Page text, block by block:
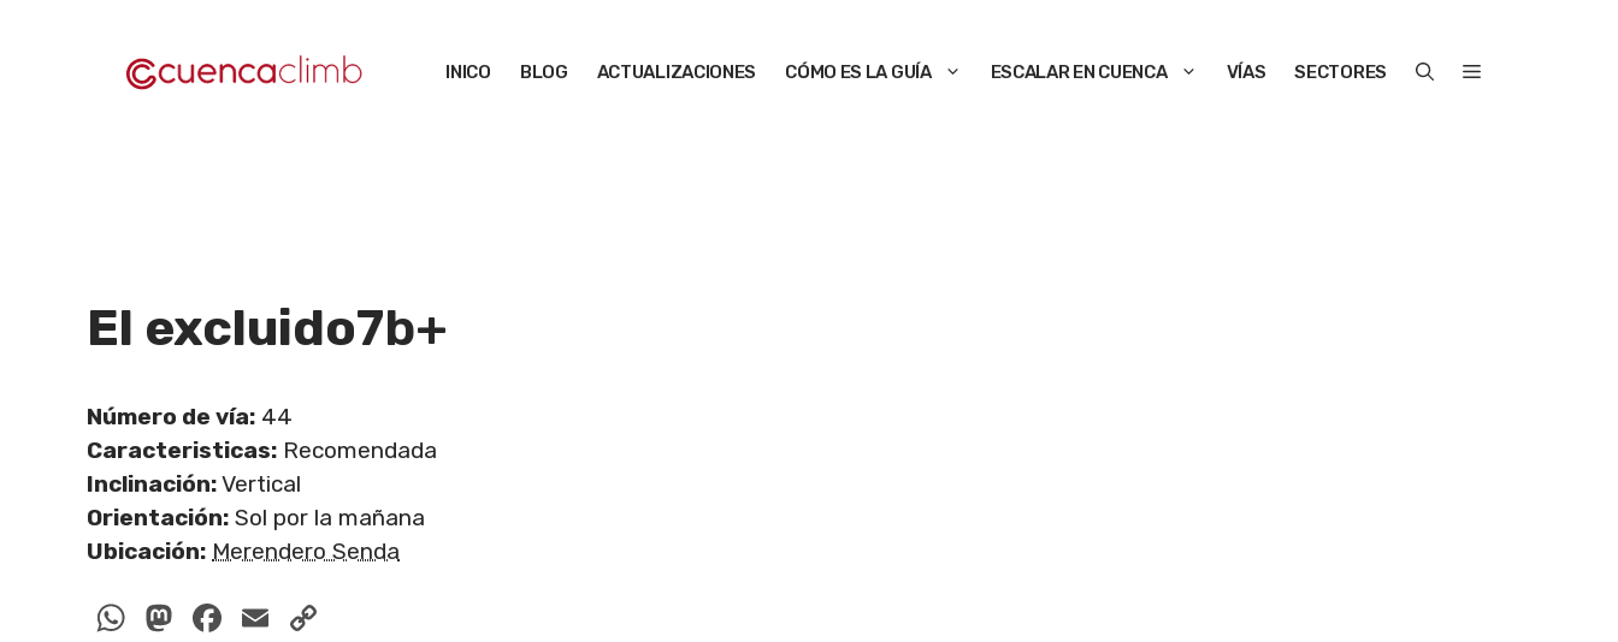
INICO BLOG ACTUALIZACIONES CÓMO ES LA GUÍA ESCALAR EN CUENCA VÍAS SECTORES
El excluido7b+
Número de vía: 44
Caracteristicas: Recomendada
Inclinación:Vertical
Orientación: Sol por la mañana
Ubicación: Merendero Senda
WhatsApp
Mastodon
Facebook
Email